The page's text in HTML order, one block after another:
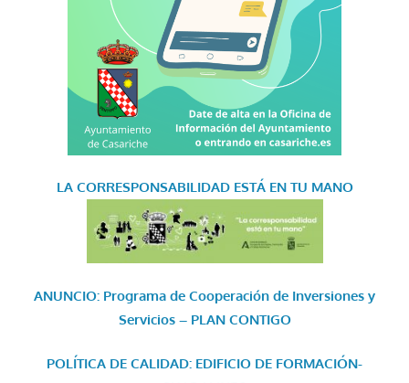
LA CORRESPONSABILIDAD ESTÁ EN TU MANO
ANUNCIO: Programa de Cooperación de Inversiones y
Servicios – PLAN CONTIGO
POLÍTICA DE CALIDAD: EDIFICIO DE FORMACIÓN-